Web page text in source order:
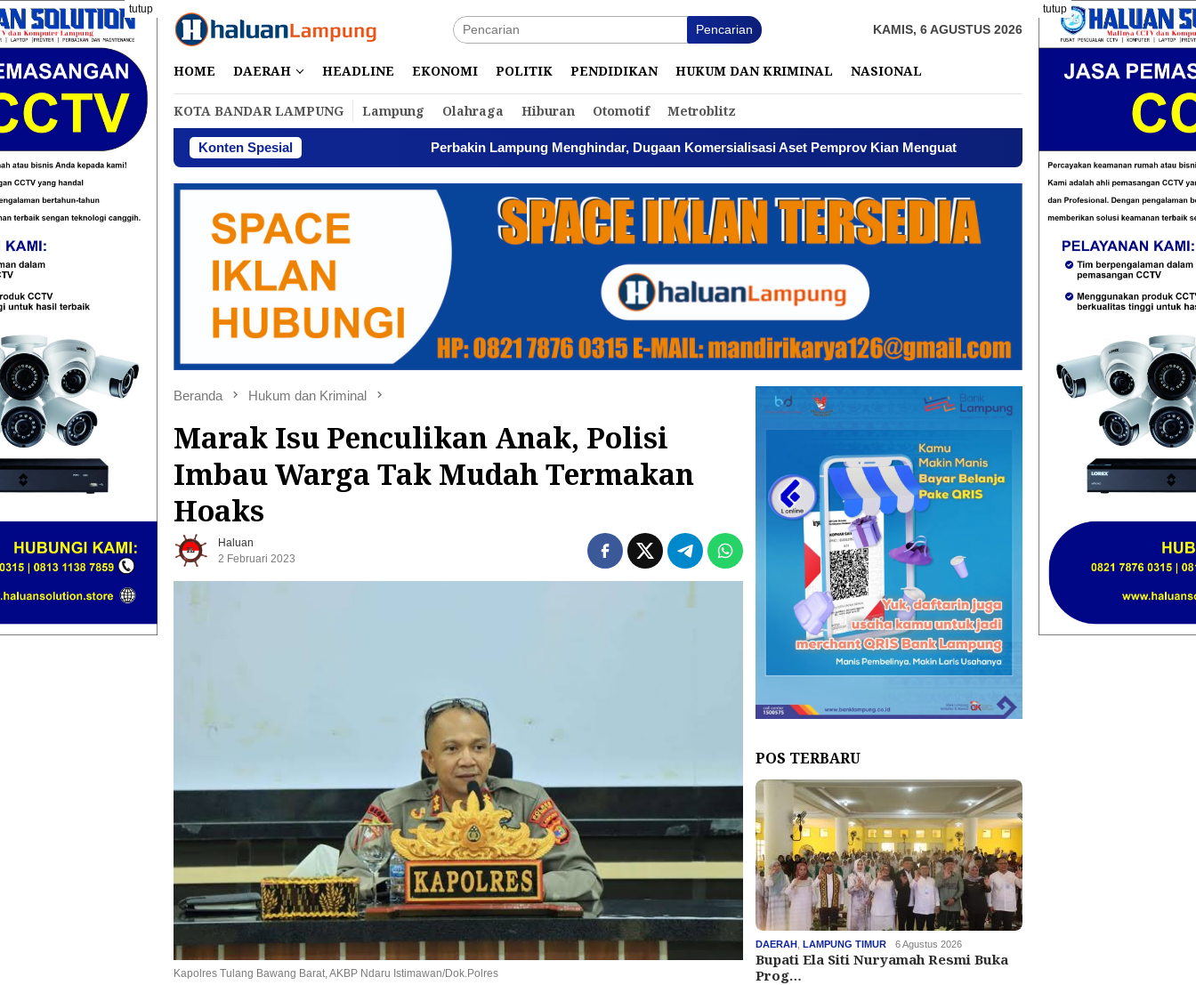
Loncat
ke
konten
tutup tutup
Pencarian KAMIS, 6 AGUSTUS 2026
HOME DAERAH HEADLINE EKONOMI POLITIK PENDIDIKAN HUKUM DAN KRIMINAL NASIONAL
KOTA BANDAR LAMPUNG Lampung Olahraga Hiburan Otomotif Metroblitz
Konten Spesial Perbakin Lampung Menghindar, Dugaan Komersialisasi Aset Pemprov Kian Menguat AWPI Serukan Perdamaian dan Kecam
Beranda Hukum dan Kriminal
Marak Isu Penculikan Anak, Polisi
Imbau Warga Tak Mudah Termakan
Hoaks
Haluan
2 Februari 2023
Kapolres Tulang Bawang Barat, AKBP Ndaru Istimawan/Dok.Polres
POS TERBARU
DAERAH ,LAMPUNG TIMUR 6 Agustus 2026
Bupati Ela Siti Nuryamah Resmi Buka
Prog…